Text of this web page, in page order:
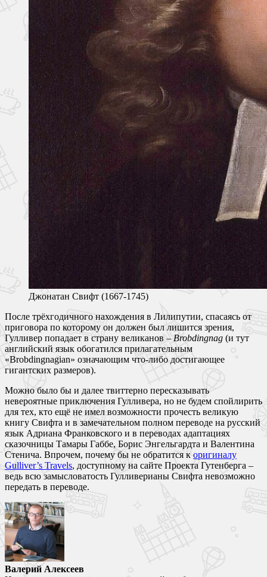
Джонатан Свифт (1667-1745)
После трёхгодичного нахождения в Лилипутии, спасаясь от
приговора по которому он должен был лишится зрения,
Гулливер попадает в страну великанов –Brobdingnag (и тут
английский язык обогатился прилагательным
«Brobdingnagian» означающим что-либо достигающее
гигантских размеров).
Можно было бы и далее твиттерно пересказывать
невероятные приключения Гулливера, но не будем спойлирить
для тех, кто ещё не имел возможности прочесть великую
книгу Свифта и в замечательном полном переводе на русский
язык Адриана Франковского и в переводах адаптациях
сказочницы Тамары Габбе, Борис Энгельгардта и Валентина
Стенича. Впрочем, почему бы не обратится к оригиналу
Gulliver’s Travels, доступному на сайте Проекта Гутенберга –
ведь всю замысловатость Гулливерианы Свифта невозможно
передать в переводе.
Валерий Алексеев